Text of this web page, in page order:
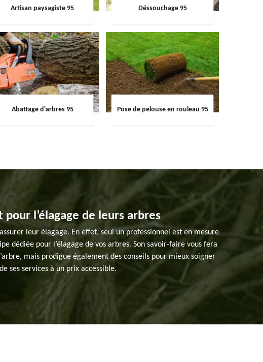
Artisan paysagiste 95 Déssouchage 95
Abattage d'arbres 95 Pose de pelouse en rouleau 95
l’élagage de leurs arbres
leur élagage. En effet, seul un professionnel est en mesure
dédiée pour l’élagage de vos arbres. Son savoir-faire vous fera
mais prodigue également des conseils pour mieux soigner
ses services à un prix accessible.